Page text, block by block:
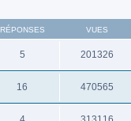
RÉPONSES VUES
5 201326
16 470565